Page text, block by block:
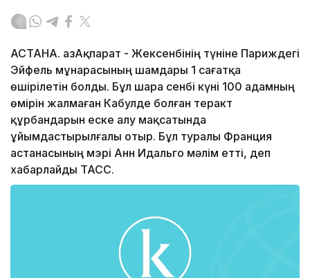
АСТАНА. ҚазАқпарат - Жексенбінің түніне Париждегі
Эйфель мұнарасының шамдары 1 сағатқа
өшірілетін болды. Бұл шара сенбі күні 100 адамның
өмірін жалмаған Кабулде болған теракт
құрбандарын еске алу мақсатында
ұйымдастырылғалы отыр. Бұл туралы Франция
астанасының мэрі Анн Идальго мәлім етті, деп
хабарлайды ТАСС.